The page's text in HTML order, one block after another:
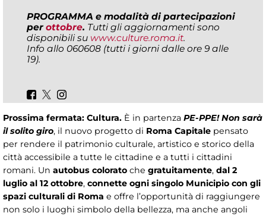
PROGRAMMA e modalità di partecipazioni
per ottobre. Tutti gli aggiornamenti sono
disponibili su www.culture.roma.it.
Info allo 060608 (tutti i giorni dalle ore 9 alle
19).
Prossima fermata: Cultura. È in partenza PE-PPE! Non sarà
il solito giro, il nuovo progetto di Roma Capitale pensato
per rendere il patrimonio culturale, artistico e storico della
città accessibile a tutte le cittadine e a tutti i cittadini
romani. Un autobus colorato che gratuitamente, dal 2
luglio al 12 ottobre, connette ogni singolo Municipio con gli
spazi culturali di Roma e offre l’opportunità di raggiungere
non solo i luoghi simbolo della bellezza, ma anche angoli